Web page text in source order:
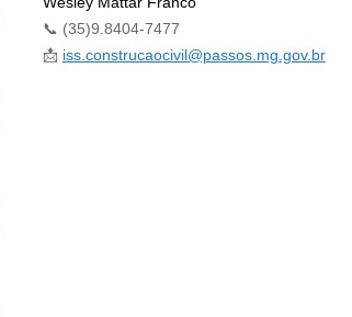
📞 (35)9.8404-7477
📩 iss.construcaocivil@passos.mg.gov.br